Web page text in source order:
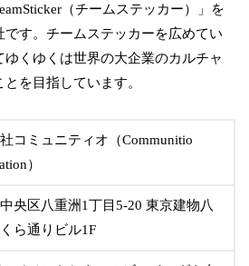
（チームステッカー）」を
です。チームステッカーを広めてい
ゆくゆくは世界の大企業のカルチャ
を目指しています。
コミュニティオ（Communitio
）
央区八重洲1丁目5-20 東京建物八
ら通りビル1F